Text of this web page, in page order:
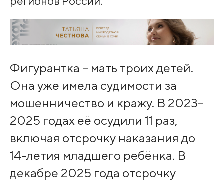
Фигурантка – мать троих детей.
Она уже имела судимости за
мошенничество и кражу. В 2023–
2025 годах её осудили 11 раз,
включая отсрочку наказания до
14-летия младшего ребёнка. В
декабре 2025 года отсрочку